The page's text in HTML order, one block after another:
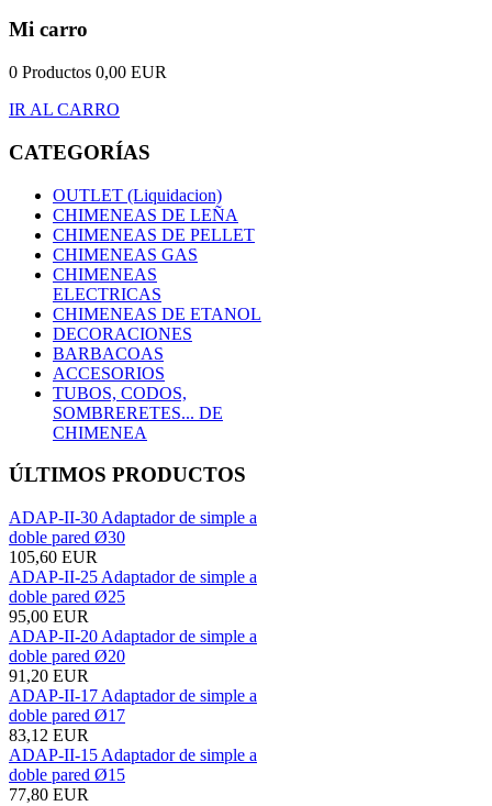
Mi carro
0 Productos 0,00 EUR
IR AL CARRO
CATEGORÍAS
OUTLET (Liquidacion)
CHIMENEAS DE LEÑA
CHIMENEAS DE PELLET
CHIMENEAS GAS
CHIMENEAS
ELECTRICAS
CHIMENEAS DE ETANOL
DECORACIONES
BARBACOAS
ACCESORIOS
TUBOS, CODOS,
SOMBRERETES... DE
CHIMENEA
ÚLTIMOS PRODUCTOS
ADAP-II-30 Adaptador de simple a
doble pared Ø30
105,60 EUR
ADAP-II-25 Adaptador de simple a
doble pared Ø25
95,00 EUR
ADAP-II-20 Adaptador de simple a
doble pared Ø20
91,20 EUR
ADAP-II-17 Adaptador de simple a
doble pared Ø17
83,12 EUR
ADAP-II-15 Adaptador de simple a
doble pared Ø15
77,80 EUR